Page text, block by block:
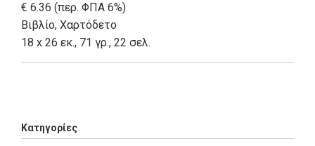
€ 6.36 (περ. ΦΠΑ 6%)
Βιβλίο, Χαρτόδετο
18 x 26 εκ., 71 γρ., 22 σελ.
Κατηγορίες